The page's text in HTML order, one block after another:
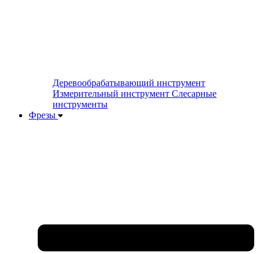
Деревообрабатывающий инструмент
Измерительный инструмент Слесарные
инструменты
Фрезы